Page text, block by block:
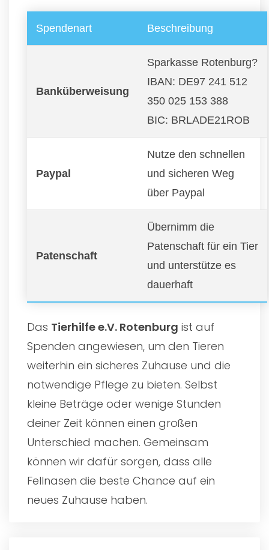
Spendenart Beschreibung
Banküberweisung
Sparkasse Rotenburg?
IBAN: DE97 241 512
350 025 153 388
BIC: BRLADE21ROB
Paypal
Nutze den schnellen
und sicheren Weg
über Paypal
Patenschaft
Übernimm die
Patenschaft für ein Tier
und unterstütze es
dauerhaft
Das Tierhilfe e.V. Rotenburg ist auf
Spenden angewiesen, um den Tieren
weiterhin ein sicheres Zuhause und die
notwendige Pflege zu bieten. Selbst
kleine Beträge oder wenige Stunden
deiner Zeit können einen großen
Unterschied machen. Gemeinsam
können wir dafür sorgen, dass alle
Fellnasen die beste Chance auf ein
neues Zuhause haben.